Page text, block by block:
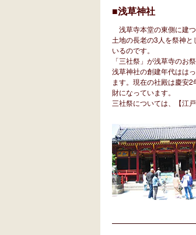
■浅草神社
浅草寺本堂の東側に建
土地の長老の3人を祭神と
いるのです。
「三社祭」が浅草寺のお
浅草神社の創建年代はは
ます。現在の社殿は慶安
財になっています。
三社祭については、【江